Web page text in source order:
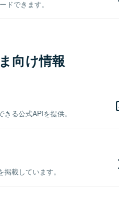
ドできます。
向け情報
る公式APIを提供。
載しています。